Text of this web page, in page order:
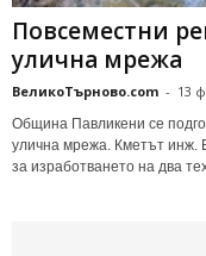
Пoвceмecтни
уличнa мpeжa
ВеликоТърново.com - 13
Общинa Пaвликeни ce
yличнa мpeжa. Кмeтът инж.
зa изpaбoтвaнeтo нa двa